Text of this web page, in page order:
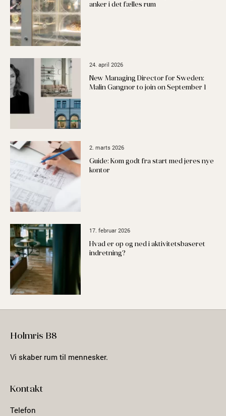
anker i det fælles rum
24. april 2026
New Managing Director for Sweden:
Malin Gangnor to join on September 1
2. marts 2026
Guide: Kom godt fra start med jeres nye
kontor
17. februar 2026
Hvad er op og ned i aktivitetsbaseret
indretning?
Holmris B8
Vi skaber rum til mennesker.
Kontakt
Telefon